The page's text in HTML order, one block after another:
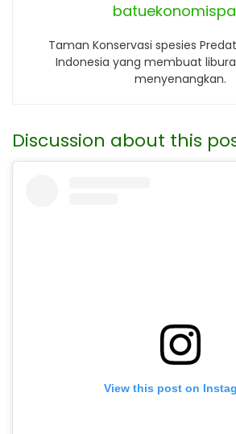
Taman Konservasi spesies
Indonesia yang membuat
menyenangkan.
Discussion about this
View this post on